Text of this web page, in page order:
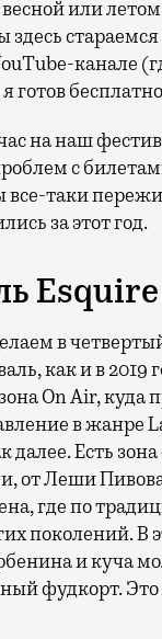
или
здесь
канале
готов
на наш
с
таки
за этот год.
в
как и в 2019
On Air, куда
в жанре
далее. Есть
от Леши
где по
поколений. В
и куча
фудкорт.